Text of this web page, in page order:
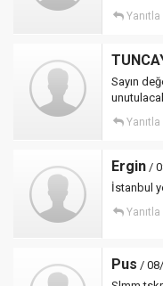
Yanıtla
Sayın
Yanıtla
Ergin /
İstanbul
Yanıtla
Pus /